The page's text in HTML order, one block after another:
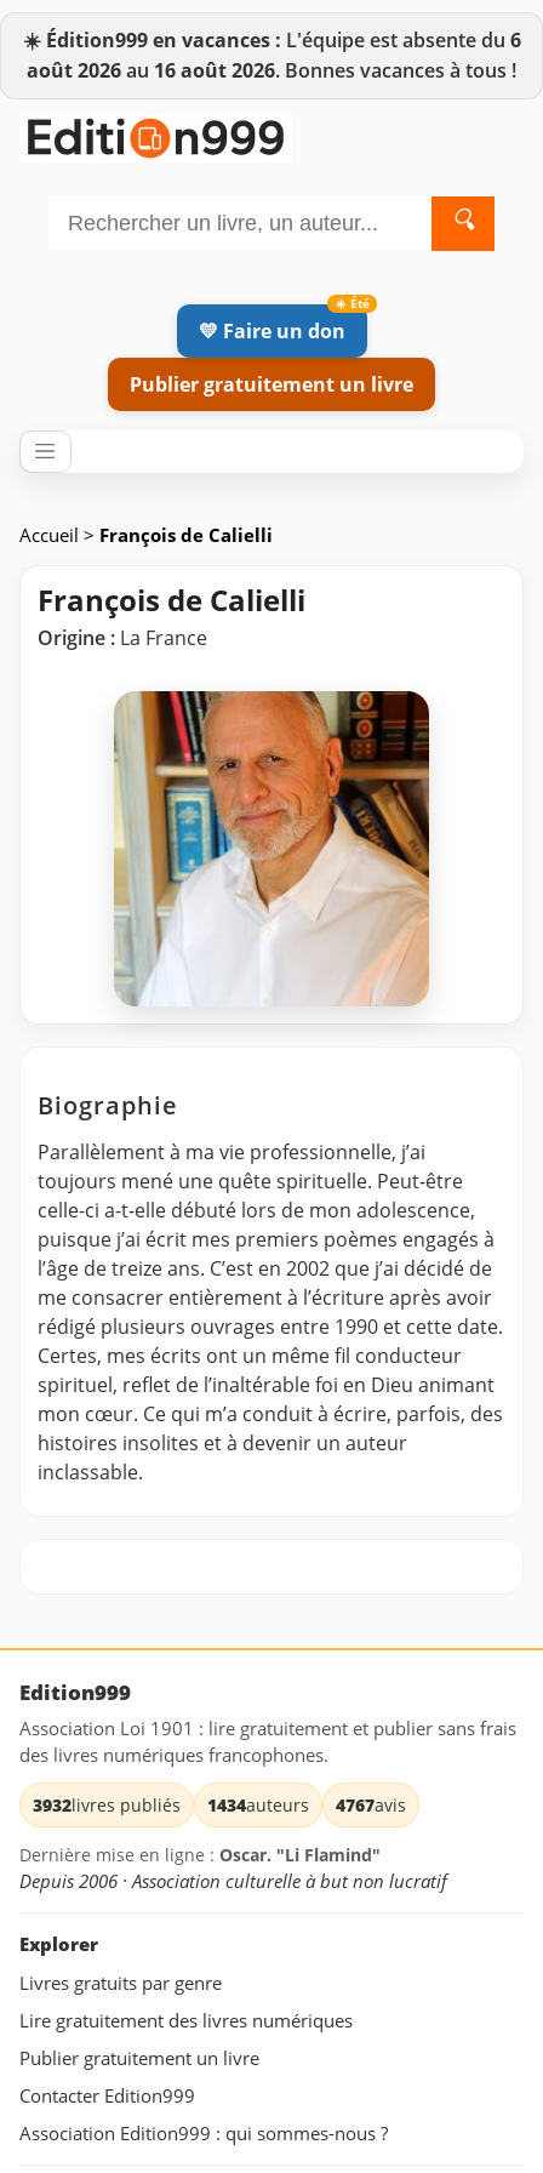
☀️ Édition999 en vacances : L'équipe est absente du 6
août 2026au 16 août 2026. Bonnes vacances à tous !
🔍
💛 Faire un don
Publier gratuitement un livre
Accueil > François de Calielli
François de Calielli
Origine : La France
Biographie
Parallèlement à ma vie professionnelle, j’ai
toujours mené une quête spirituelle. Peut-être
celle-ci a-t-elle débuté lors de mon adolescence,
puisque j’ai écrit mes premiers poèmes engagés à
l’âge de treize ans. C’est en 2002 que j’ai décidé de
me consacrer entièrement à l’écriture après avoir
rédigé plusieurs ouvrages entre 1990 et cette date.
Certes, mes écrits ont un même fil conducteur
spirituel, reflet de l’inaltérable foi en Dieu animant
mon cœur. Ce qui m’a conduit à écrire, parfois, des
histoires insolites et à devenir un auteur
inclassable.
Edition999
Association Loi 1901 : lire gratuitement et publier sans frais
des livres numériques francophones.
3932livres publiés 1434auteurs 4767avis
Dernière mise en ligne : Oscar. "Li Flamind"
Depuis 2006 · Association culturelle à but non lucratif
Explorer
Livres gratuits par genre
Lire gratuitement des livres numériques
Publier gratuitement un livre
Contacter Edition999
Association Edition999 : qui sommes-nous ?